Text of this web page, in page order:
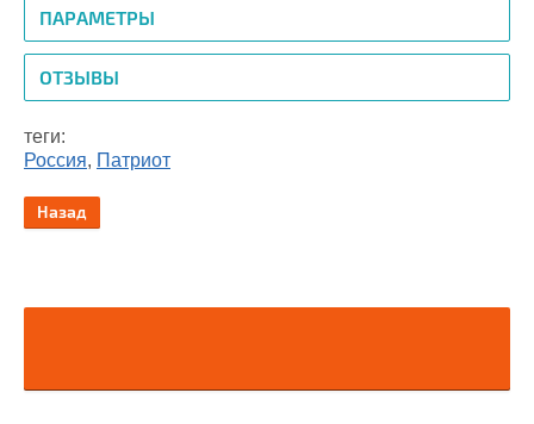
ПАРАМЕТРЫ
ОТЗЫВЫ
теги:
Россия, Патриот
Назад